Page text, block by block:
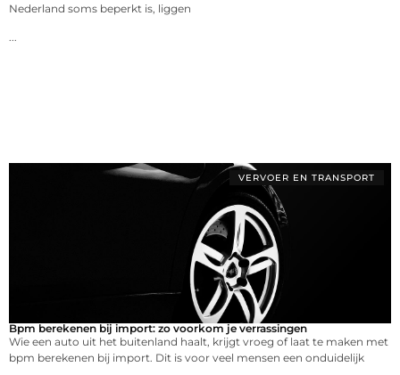
Nederland soms beperkt is, liggen
...
VERVOER EN TRANSPORT
Bpm berekenen bij import: zo voorkom je verrassingen
Wie een auto uit het buitenland haalt, krijgt vroeg of laat te maken met
bpm berekenen bij import. Dit is voor veel mensen een onduidelijk